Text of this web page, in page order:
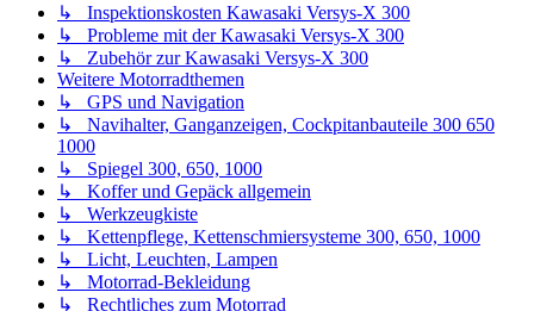
↳ Vorstellung neuer Versysfreunde / Verabschiedung
↳ Glückwünsche und Grüße
↳ Quassel-Ecke
↳ Pleiten, Pech und Pannen
↳ Schmunzel-Ecke
↳ Dein Motorrad
↳ Versysforum Merchandise
↳ International Versys-X 300, Versys 650 and Versys 1000
Area
↳ Testboard
Marktplatz
↳ Biete
↳ Suche
↳ Infos von gewerbetreibenden Mitgliedern